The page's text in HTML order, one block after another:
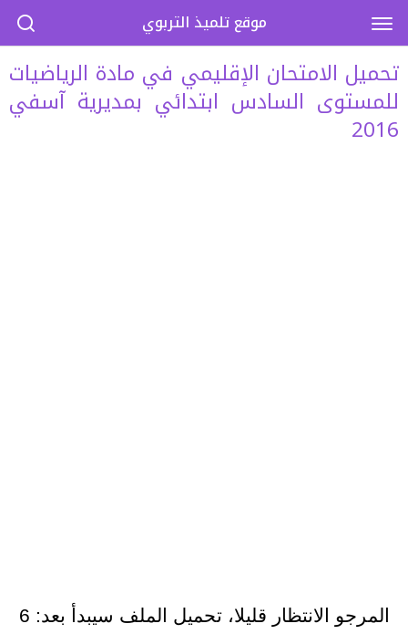
تحميل الامتحان الإقليمي في مادة الرياضيات
للمستوى السادس ابتدائي بمديرية آسفي
2016
المرجو الانتظار قليلا، تحميل الملف سيبدأ بعد: 6
موقع تلميذ التربوي